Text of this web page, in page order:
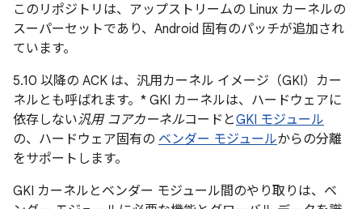
このリポジトリは、アップストリームの Linux カーネルの
スーパーセットであり、Android 固有のパッチが追加され
ています。
5.10 以降の ACK は、汎用カーネル イメージ（GKI）カー
ネルとも呼ばれます。* GKI カーネルは、ハードウェアに
依存しない汎用 コアカーネルコードとGKI モジュール
の、ハードウェア固有の ベンダー モジュールからの分離
をサポートします。
GKI カーネルとベンダー モジュール間のやり取りは、ベ